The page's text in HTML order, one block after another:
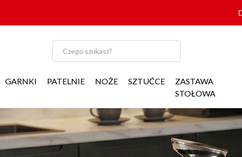
GARNKI PATELNIE NOŻE SZTUĆCE
ZASTAWA
STOŁOWA